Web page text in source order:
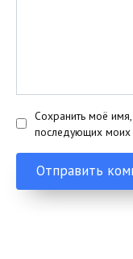
Сохранить моё
последующих моих